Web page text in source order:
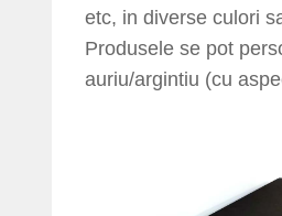
etc, in diverse culori
Produsele se pot
auriu/argintiu (cu